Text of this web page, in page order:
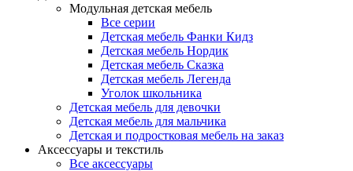
Модульная детская мебель
Все серии
Детская мебель Фанки Кидз
Детская мебель Нордик
Детская мебель Сказка
Детская мебель Легенда
Уголок школьника
Детская мебель для девочки
Детская мебель для мальчика
Детская и подростковая мебель на заказ
Аксессуары и текстиль
Все аксессуары